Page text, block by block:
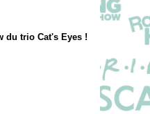
du trio Cat's Eyes !